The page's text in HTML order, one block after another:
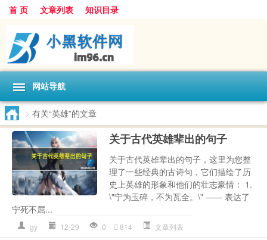
首 页 文章列表 知识目录
网站导航
> 有关“英雄”的文章
关于古代英雄辈出的句子
关于古代英雄辈出的句子，这里为您整
理了一些经典的古诗句，它们描绘了历
史上英雄的形象和他们的壮志豪情： 1.
\"宁为玉碎，不为瓦全。\" —— 表达了
宁死不屈...
gy 12-29 0 814 文章列表